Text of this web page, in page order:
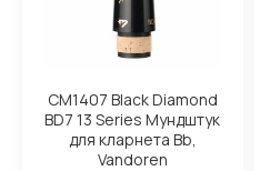
CM1407 Black Diamond
BD7 13 Series Мундштук
для кларнета Bb,
Vandoren